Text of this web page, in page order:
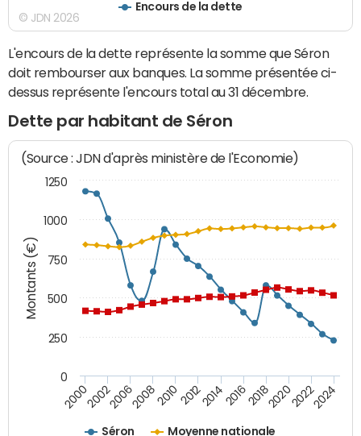
Encours de la dette
© JDN 2026
L'encours de la dette représente la somme que Séron
doit rembourser aux banques. La somme présentée ci-
dessus représente l'encours total au 31 décembre.
Dette par habitant de Séron
Montants (€)
(Source : JDN d'après ministère de l'Economie)
Séron
Moyenne nationale
200020022006200820102012201420162018202020222024
0
250
500
750
1000
1250